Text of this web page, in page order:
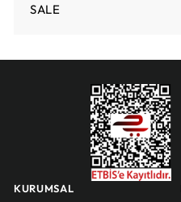
SALE
KURUMSAL